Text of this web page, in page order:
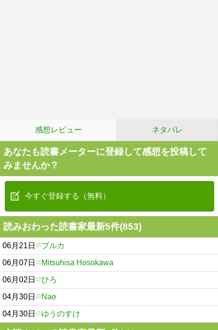
感想レビュー ネタバレ
あなたも読書メーターに登録して感想を投稿して
みませんか？
今すぐ登録する（無料）
読みおわった読書家最新5件(853)
06月21日 ブルカ
06月07日 Mitsuhisa Hosokawa
06月02日 ひろ
04月30日 Nao
04月30日 ゆうのすけ